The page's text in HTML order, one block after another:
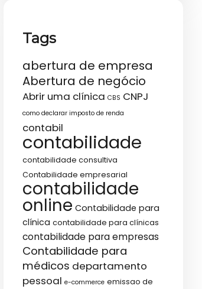
Tags
abertura de empresa
Abertura de negócio
Abrir uma clínica CBS CNPJ
como declarar imposto de renda
contabil
contabilidade
contabilidade consultiva
Contabilidade empresarial
contabilidade
online Contabilidade para
clínica contabilidade para clínicas
contabilidade para empresas
Contabilidade para
médicos departamento
pessoal e-commerce emissao de